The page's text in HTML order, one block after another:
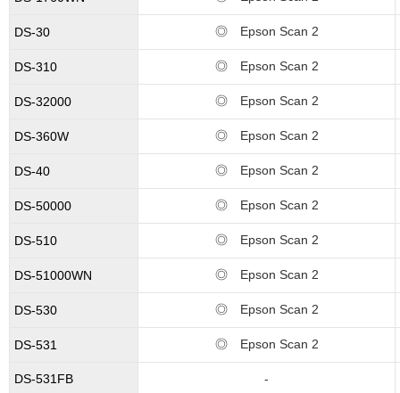
DS-30 ◎ Epson Scan 2
DS-310 ◎ Epson Scan 2
DS-32000 ◎ Epson Scan 2
DS-360W ◎ Epson Scan 2
DS-40 ◎ Epson Scan 2
DS-50000 ◎ Epson Scan 2
DS-510 ◎ Epson Scan 2
DS-51000WN ◎ Epson Scan 2
DS-530 ◎ Epson Scan 2
DS-531 ◎ Epson Scan 2
DS-531FB -